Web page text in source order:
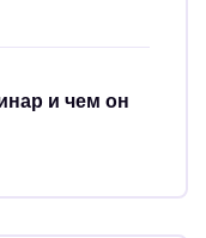
и чем он